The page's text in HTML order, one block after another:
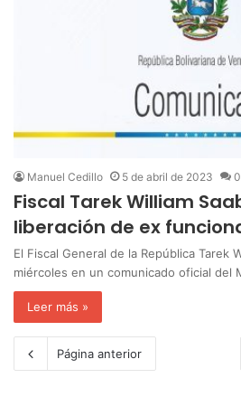
Manuel Cedillo 5 de abril de 2023 0
Fiscal Tarek William
liberación de ex
El Fiscal General de la República Tarek
miércoles en un comunicado oficial del
Leer más »
Página anterior